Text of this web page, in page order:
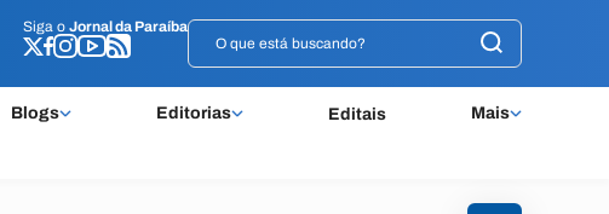
Siga o Jornal da Paraíba
Blogs Editorias Editais Mais
Siga o Jornal da Paraíba